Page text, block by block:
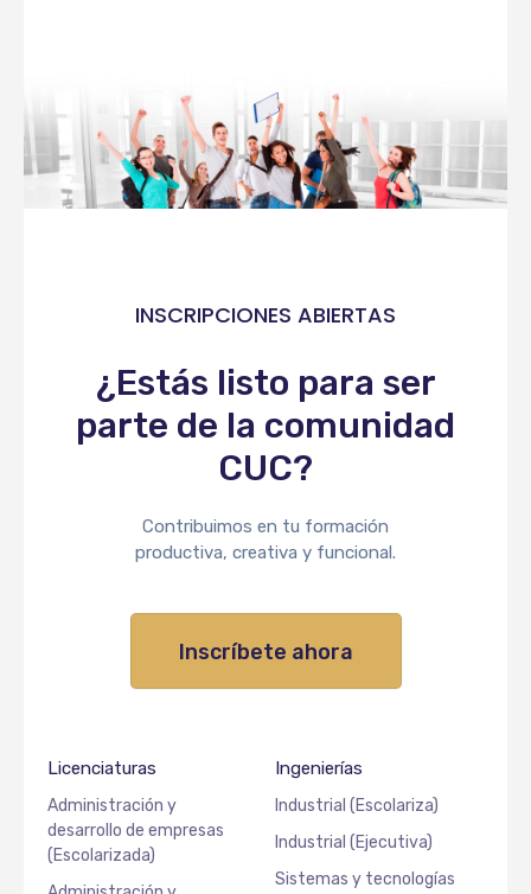
INSCRIPCIONES ABIERTAS
¿Estás listo para ser
parte de la comunidad
CUC?
Contribuimos en tu formación
productiva, creativa y funcional.
Inscríbete ahora
Licenciaturas
Administración y
desarrollo de empresas
(Escolarizada)
Ingenierías
Industrial (Escolariza)
Industrial (Ejecutiva)
Sistemas y tecnologías